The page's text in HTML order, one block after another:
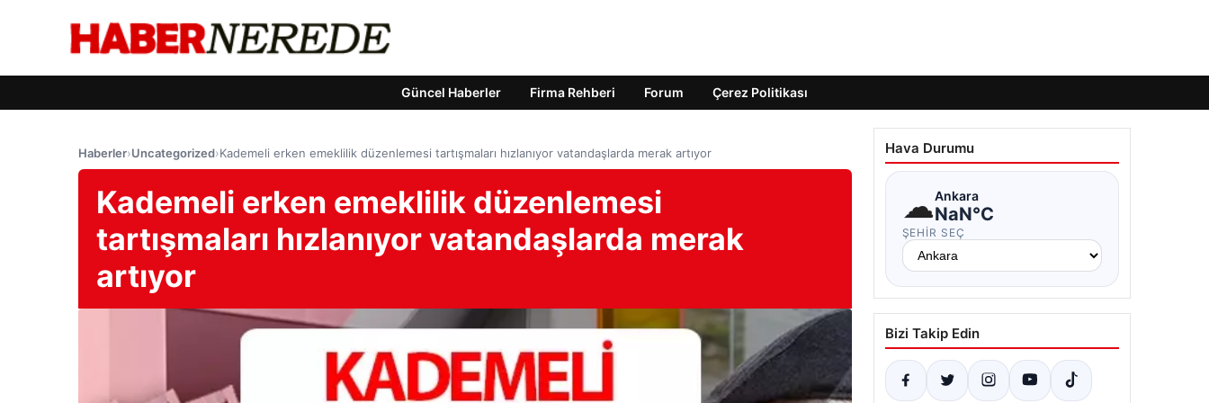
Güncel Haberler Firma Rehberi Forum Çerez Politikası
Haberler›Uncategorized›Kademeli erken emeklilik düzenlemesi tartışmaları hızlanıyor vatandaşlarda merak artıyor
Kademeli erken emeklilik düzenlemesi
tartışmaları hızlanıyor vatandaşlarda merak
artıyor
Hava Durumu
☁Ankara
NaN°C
ŞEHIR SEÇ
Bizi Takip Edin